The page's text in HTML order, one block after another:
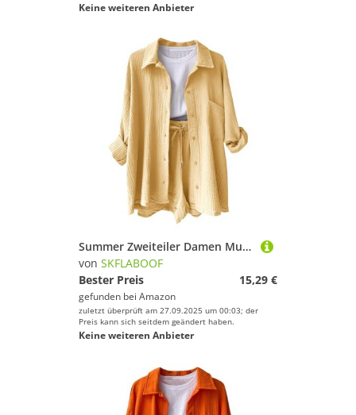
Keine weiteren Anbieter
Summer Zweiteiler Damen Musselin Bluse Set, Elegant Leinen Bluse Hemd Und Shorts Einfarbig Lounge Set Strand Y2k Clothes Sportanzug Oversize Freizeitanzug Kurzarm Hausanzug Outfits Gelb XL
von SKFLABOOF
Bester Preis
15,29 €
gefunden bei Amazon
zuletzt überprüft am 27.09.2025 um 00:03; der
Preis kann sich seitdem geändert haben.
Keine weiteren Anbieter